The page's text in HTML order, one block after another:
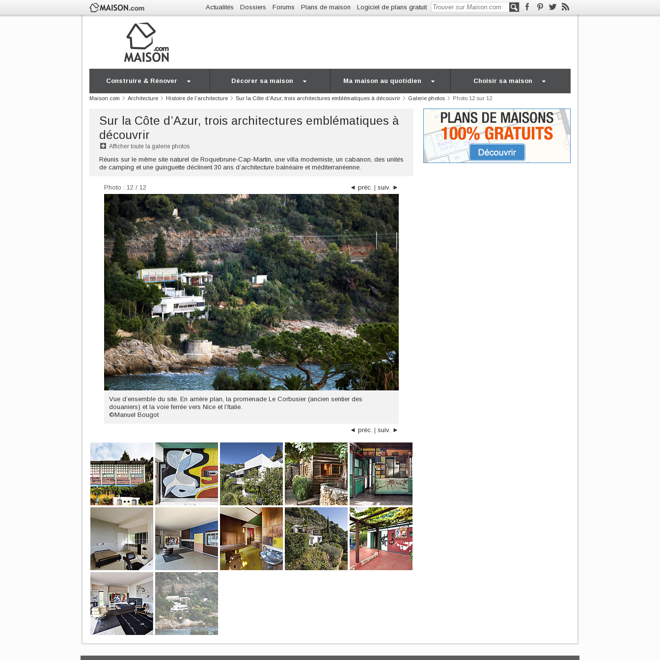
Actualités Dossiers Forums Plans de maison Logiciel de plans gratuit
Construire & Rénover Décorer sa maison Ma maison au quotidien Choisir sa maison
Maison.com Architecture Histoire de l'architecture Sur la Côte d’Azur, trois architectures emblématiques à découvrir Galerie photos Photo 12 sur 12
Sur la Côte d’Azur, trois architectures emblématiques à
découvrir
Afficher toute la galerie photos
Réunis sur le même site naturel de Roquebrune-Cap-Martin, une villa moderniste, un cabanon, des unités
de camping et une guinguette déclinent 30 ans d’architecture balnéaire et méditerranéenne.
◄ préc. | suiv. ►
Photo : 12 / 12
Vue d’ensemble du site. En arrière plan, la promenade Le Corbusier (ancien sentier des
douaniers) et la voie ferrée vers Nice et l’Italie.
©Manuel Bougot
◄ préc. | suiv. ►